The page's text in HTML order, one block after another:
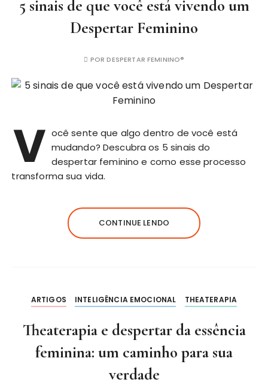
5 sinais de que você está vivendo um
Despertar Feminino
PORDESPERTAR FEMININO®
V ocê sente que algo dentro de você está
mudando? Descubra os 5 sinais do
despertar feminino e como esse processo
transforma sua vida.
CONTINUE LENDO
ARTIGOS INTELIGÊNCIA EMOCIONAL THEATERAPIA
Theaterapia e despertar da essência
feminina: um caminho para sua
verdade